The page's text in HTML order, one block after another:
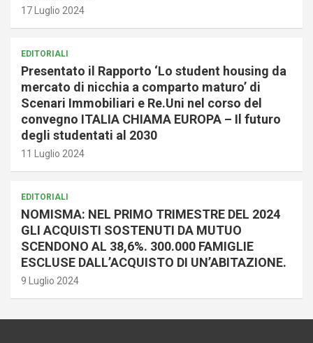
17 Luglio 2024
EDITORIALI
Presentato il Rapporto ‘Lo student housing da
mercato di nicchia a comparto maturo’ di
Scenari Immobiliari e Re.Uni nel corso del
convegno ITALIA CHIAMA EUROPA – Il futuro
degli studentati al 2030
11 Luglio 2024
EDITORIALI
NOMISMA: NEL PRIMO TRIMESTRE DEL 2024
GLI ACQUISTI SOSTENUTI DA MUTUO
SCENDONO AL 38,6%. 300.000 FAMIGLIE
ESCLUSE DALL’ACQUISTO DI UN’ABITAZIONE.
9 Luglio 2024